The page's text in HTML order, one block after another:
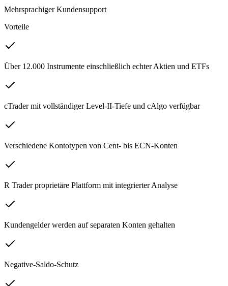
Mehrsprachiger Kundensupport
Vorteile
Über 12.000 Instrumente einschließlich echter Aktien und ETFs
cTrader mit vollständiger Level-II-Tiefe und cAlgo verfügbar
Verschiedene Kontotypen von Cent- bis ECN-Konten
R Trader proprietäre Plattform mit integrierter Analyse
Kundengelder werden auf separaten Konten gehalten
Negative-Saldo-Schutz